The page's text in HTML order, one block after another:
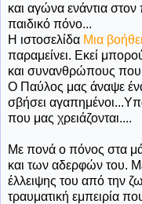
και αγώνα ενάντια στον
παιδικό πόνο...
Η ιστοσελίδα Μια
παραμείνει. Εκεί
και συνανθρώπους που
Ο Παύλος μας άναψε
σβήσει
που μας χρειάζονται....
Με πονά ο πόνος στα
και των αδερφών του.
έλλειψης του από την
τραυματική εμπειρία